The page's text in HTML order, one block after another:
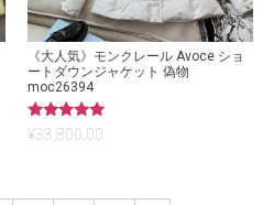
《大人気》モンクレール Avoce ショ
ートダウンジャケット 偽物
moc26394
5段階中
5.00
¥33,800.00